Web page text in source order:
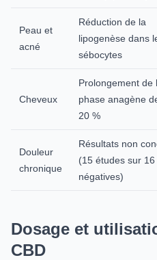
Peau et
acné
Réduction de la
lipogenèse dans
sébocytes
Cheveux
Prolongement de
phase anagène
20 %
Douleur
chronique
Résultats non
(15 études sur 16
négatives)
Dosage et
CBD